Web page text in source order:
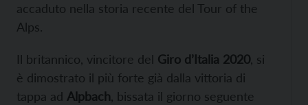
accaduto nella storia recente del Tour of the
Alps.
Il britannico, vincitore del Giro d’Italia 2020 , si
è dimostrato il più forte già dalla vittoria di
tappa ad Alpbach , bissata il giorno seguente